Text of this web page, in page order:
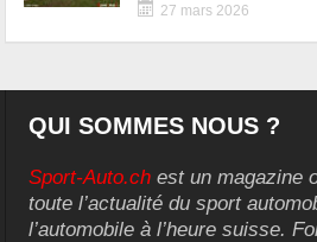
27 mars 2026
QUI SOMMES NOUS ?
Sport-Auto.ch est un magazine
toute l’actualité du sport
l’automobile à l’heure suisse.